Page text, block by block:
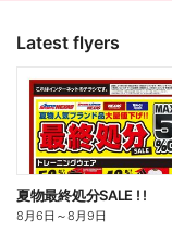
Latest flyers
夏物最終処分SALE ! !
8月6日 ～8月9日